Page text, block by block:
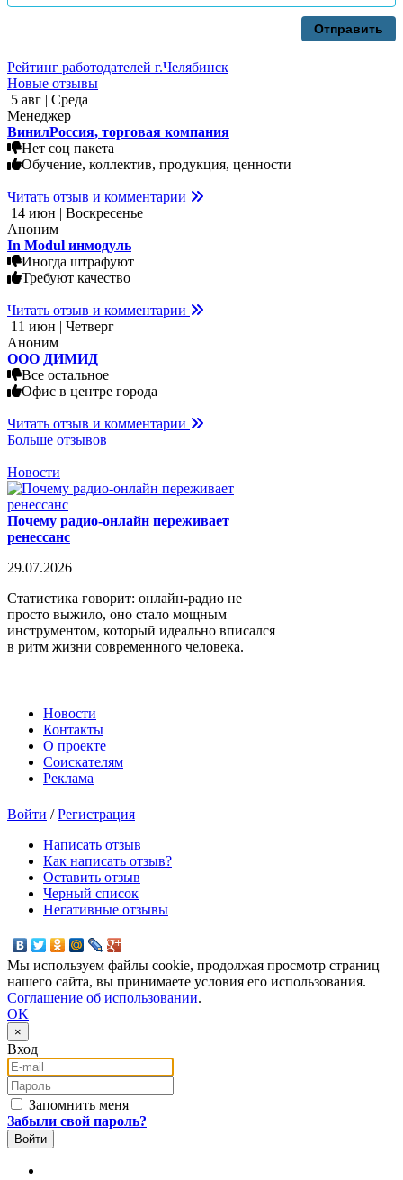
Отправить
Рейтинг работодателей г.Челябинск
Новые отзывы
5 авг | Среда
Менеджер
ВинилРоссия, торговая компания
Нет соц пакета
Обучение, коллектив, продукция, ценности
Читать отзыв и комментарии
14 июн | Воскресенье
Аноним
In Modul инмодуль
Иногда штрафуют
Требуют качество
Читать отзыв и комментарии
11 июн | Четверг
Аноним
ООО ДИМИД
Все остальное
Офис в центре города
Читать отзыв и комментарии
Больше отзывов
Новости
Почему радио-онлайн переживает
ренессанс
29.07.2026
Статистика говорит: онлайн-радио не
просто выжило, оно стало мощным
инструментом, который идеально вписался
в ритм жизни современного человека.
Новости
Контакты
О проекте
Соискателям
Реклама
Войти /Регистрация
Написать отзыв
Как написать отзыв?
Оставить отзыв
Черный список
Негативные отзывы
Мы используем файлы cookie, продолжая просмотр страниц
нашего сайта, вы принимаете условия его использования.
Соглашение об использовании.
OK
×
Вход
E-mail
Пароль
Запомнить меня
Забыли свой пароль?